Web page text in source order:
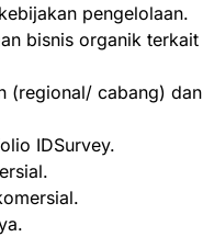
pengelolaan.
bisnis organik terkait
(regional/ cabang) dan
IDSurvey.